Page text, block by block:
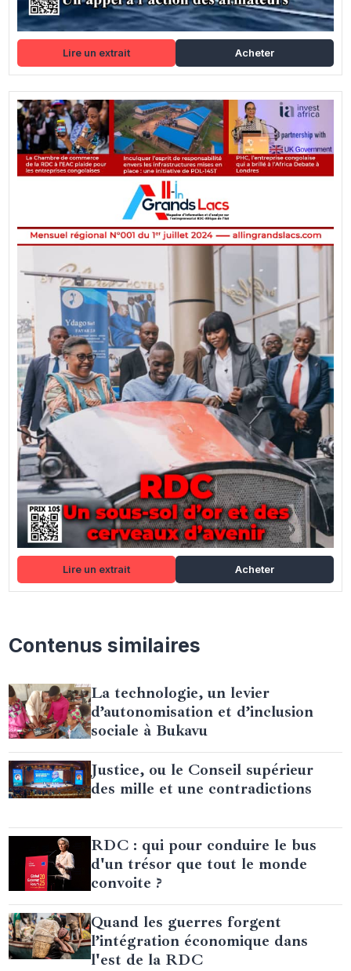
Lire un extrait Acheter
Lire un extrait Acheter
Contenus similaires
La technologie, un levier
d’autonomisation et d’inclusion
sociale à Bukavu
Justice, ou le Conseil supérieur
des mille et une contradictions
RDC : qui pour conduire le bus
d'un trésor que tout le monde
convoite ?
Quand les guerres forgent
l’intégration économique dans
l'est de la RDC